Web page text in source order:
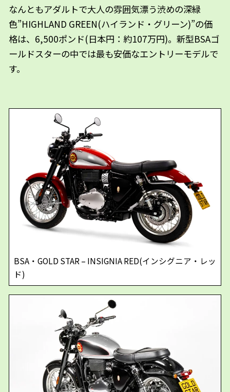
なんともアダルトで大人の雰囲気漂う渋めの深緑
色”HIGHLAND GREEN(ハイランド・グリーン)”の価
格は、6,500ポンド(日本円：約107万円)。新型BSAゴ
ールドスターの中では最も安価なエントリーモデルで
す。
BSA・GOLD STAR – INSIGNIA RED(インシグニア・レッ
ド)